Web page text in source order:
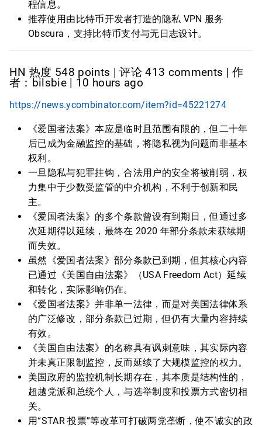
程信息。
推荐使用由比特币开发者打造的隐私 VPN 服务
Obscura，支持比特币支付与无日志设计。
HN 热度 548 points | 评论 413 comments | 作
者：bilsbie | 10 hours ago
https://news.ycombinator.com/item?id=45221274
《爱国者法案》本应是临时且范围有限的，但二十年
后已成为金融监控的基础，将隐私视为问题而非基本
权利。
一旦隐私与犯罪挂钩，合法用户的安全将被削弱，权
力集中于少数受监管的中介机构，不利于创新和民
主。
《爱国者法案》的多个条款曾设有到期日，但通过多
次延期得以延续，最终在 2020 年部分条款未获续期
而失效。
虽然《爱国者法案》部分条款已到期，但其核心内容
已通过《美国自由法案》（USA Freedom Act）延续
和转化，实际影响仍在。
《爱国者法案》并非单一法律，而是对美国法律体系
的广泛修改，部分条款已过期，但仍有大量内容持续
有效。
《美国自由法案》的名称具有讽刺意味，其实际内容
并未真正限制监控，反而延续了大规模监控的权力。
美国政府的监控机制长期存在，其本质是结构性的，
超越党派和总统个人，与选举制度和投票方式密切相
关。
用“STAR 投票”等改革可打破两党垄断，使不诚实的政